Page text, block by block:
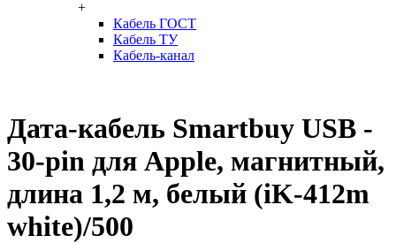
+
Кабель ГОСТ
Кабель ТУ
Кабель-канал
Дата-кабель Smartbuy USB -
30-pin для Apple, магнитный,
длина 1,2 м, белый (iK-412m
white)/500